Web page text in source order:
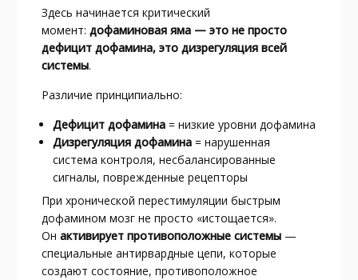
Здесь начинается критический
момент: дофаминовая яма — это не просто
дефицит дофамина, это дизрегуляция всей
системы.​
Различие принципиально:
Дефицит дофамина= низкие уровни дофамина
Дизрегуляция дофамина= нарушенная
система контроля, несбалансированные
сигналы, поврежденные рецепторы
При хронической перестимуляции быстрым
дофамином мозг не просто «истощается».
Он активирует противоположные системы—
специальные антирвардные цепи, которые
создают состояние, противоположное